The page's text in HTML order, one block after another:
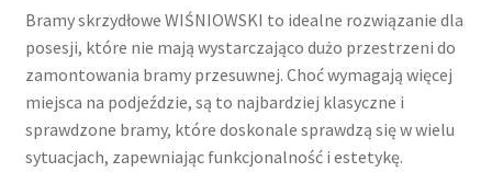
Bramy skrzydłowe WIŚNIOWSKI to idealne rozwiązanie dla
posesji, które nie mają wystarczająco dużo przestrzeni do
zamontowania bramy przesuwnej. Choć wymagają więcej
miejsca na podjeździe, są to najbardziej klasyczne i
sprawdzone bramy, które doskonale sprawdzą się w wielu
sytuacjach, zapewniając funkcjonalność i estetykę.